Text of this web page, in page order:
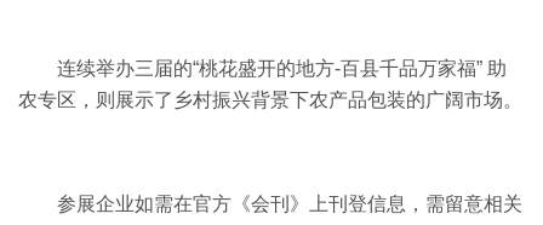
连续举办三届的“桃花盛开的地方-百县千品万家福” 助
农专区，则展示了乡村振兴背景下农产品包装的广阔市场。
参展企业如需在官方《会刊》上刊登信息，需留意相关